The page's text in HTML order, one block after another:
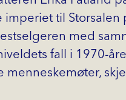
til Storsalen
med
fall i 1970-